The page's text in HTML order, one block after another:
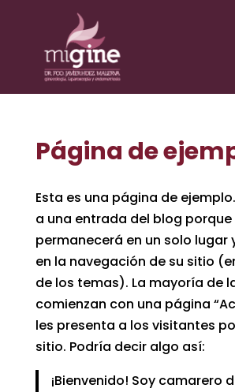
Página de
Esta es una página de
a una entrada del blog porque
permanecerá en un solo lugar
en la navegación de su sitio
de los temas). La mayoría de
comienzan con una página
les presenta a los visitantes
sitio. Podría decir algo así:
¡Bienvenido! Soy camarero